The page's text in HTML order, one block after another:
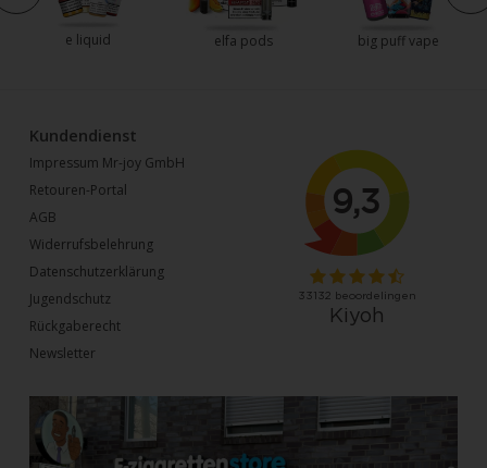
e liquid elfa pods big puff vape
Kundendienst
Impressum Mr-joy GmbH
Retouren-Portal
AGB
Widerrufsbelehrung
Datenschutzerklärung
Jugendschutz
Rückgaberecht
Newsletter